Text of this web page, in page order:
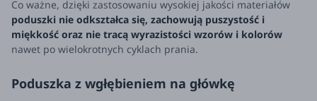
Co ważne, dzięki zastosowaniu wysokiej jakości materiałów
poduszki nie odkształca się, zachowują puszystość i
miękkość oraz nie tracą wyrazistości wzorów i kolorów
nawet po wielokrotnych cyklach prania.
Poduszka z wgłębieniem na główkę